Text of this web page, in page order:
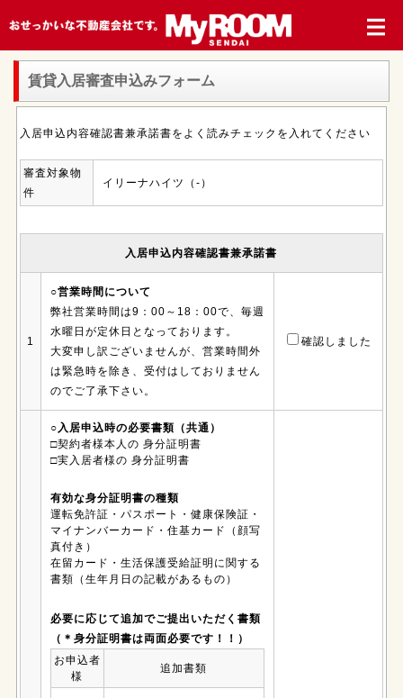
賃貸入居審査申込みフォーム
入居申込内容確認書兼承諾書をよく読みチェックを入れてください
審査対象物
件
イリーナハイツ（-）
入居申込内容確認書兼承諾書
1
○営業時間について
弊社営業時間は9：00～18：00で、毎週
水曜日が定休日となっております。
大変申し訳ございませんが、営業時間外
は緊急時を除き、受付はしておりません
のでご了承下さい。
確認しました
○入居申込時の必要書類（共通）
□契約者様本人の 身分証明書
□実入居者様の 身分証明書
有効な身分証明書の種類
運転免許証・パスポート・健康保険証・
マイナンバーカード・住基カード（顔写
真付き）
在留カード・生活保護受給証明に関する
書類（生年月日の記載があるもの）
必要に応じて追加でご提出いただく書類
（＊身分証明書は両面必要です！！）
お申込者
様
追加書類